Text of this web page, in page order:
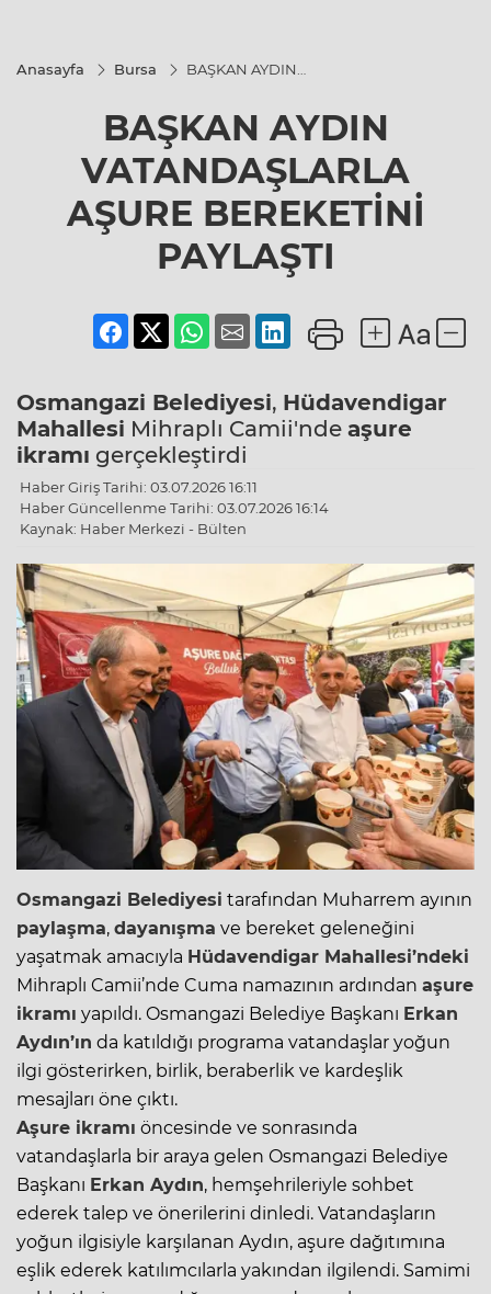
Anasayfa Bursa
BAŞKAN AYDIN
BEREKETİNİ
PAYLAŞTI
BAŞKAN AYDIN
VATANDAŞLARLA
AŞURE BEREKETİNİ
PAYLAŞTI
Osmangazi Belediyesi, Hüdavendigar
Mahallesi Mihraplı Camii'nde aşure
ikramı gerçekleştirdi
Haber Giriş Tarihi: 03.07.2026 16:11
Haber Güncellenme Tarihi: 03.07.2026 16:14
Kaynak: Haber Merkezi - Bülten
Osmangazi Belediyesi tarafından Muharrem ayının
paylaşma, dayanışma ve bereket geleneğini
yaşatmak amacıyla Hüdavendigar Mahallesi’ndeki
Mihraplı Camii’nde Cuma namazının ardından aşure
ikramı yapıldı. Osmangazi Belediye Başkanı Erkan
Aydın’ın da katıldığı programa vatandaşlar yoğun
ilgi gösterirken, birlik, beraberlik ve kardeşlik
mesajları öne çıktı.
Aşure ikramı öncesinde ve sonrasında
vatandaşlarla bir araya gelen Osmangazi Belediye
Başkanı Erkan Aydın, hemşehrileriyle sohbet
ederek talep ve önerilerini dinledi. Vatandaşların
yoğun ilgisiyle karşılanan Aydın, aşure dağıtımına
eşlik ederek katılımcılarla yakından ilgilendi. Samimi